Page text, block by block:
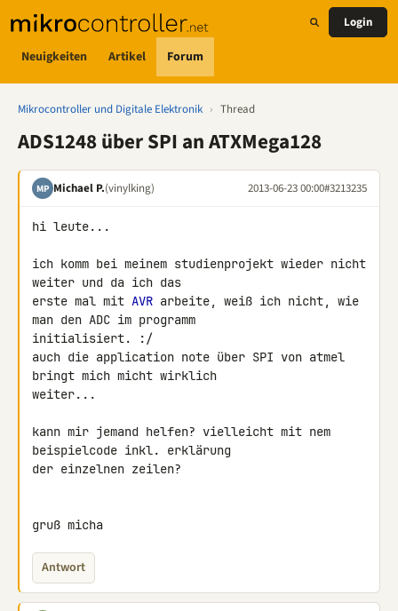
Neuigkeiten Artikel Forum
Login
Mikrocontroller und Digitale Elektronik › Thread
ADS1248 über SPI an ATXMega128
MP Michael P.(vinylking) 2013-06-23 00:00#3213235
hi leute...
ich komm bei meinem studienprojekt wieder nicht
weiter und da ich das
erste mal mit AVR arbeite, weiß ich nicht, wie
man den ADC im programm
initialisiert. :/
auch die application note über SPI von atmel
bringt mich micht wirklich
weiter...
kann mir jemand helfen? vielleicht mit nem
beispielcode inkl. erklärung
der einzelnen zeilen?
gruß micha
Antwort